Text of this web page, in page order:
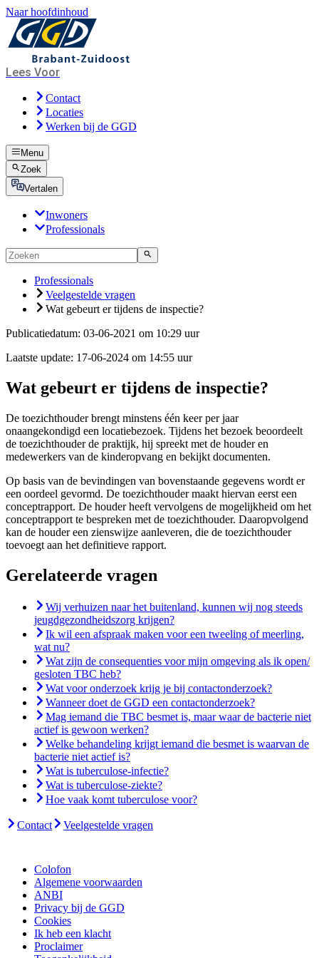
Naar hoofdinhoud
Lees Voor
Contact
Locaties
Werken bij de GGD
Menu
Zoek
Vertalen
Inwoners
Professionals
Professionals
Veelgestelde vragen
Wat gebeurt er tijdens de inspectie?
Publicatiedatum: 03-06-2021 om 10:29 uur
Laatste update: 17-06-2024 om 14:55 uur
Wat gebeurt er tijdens de inspectie?
De toezichthouder brengt minstens één keer per jaar
onaangekondigd een locatiebezoek. Tijdens het bezoek beoordeelt
de toezichthouder de praktijk, hij spreekt met de houder en
medewerkers van de kinderopvang en bekijkt documenten.
Op basis van de bevindingen van bovenstaande gegevens wordt er
een oordeel gevormd. De toezichthouder maakt hiervan eerst een
conceptrapport. De houder heeft vervolgens de mogelijkheid om het
conceptrapport te bespreken met de toezichthouder. Daaropvolgend
kan de houder een zienswijze aanleveren, die de toezichthouder
toevoegt aan het definitieve rapport.
Gerelateerde vragen
Wij verhuizen naar het buitenland, kunnen wij nog steeds
jeugdgezondheidszorg krijgen?
Ik wil een afspraak maken voor een tweeling of meerling,
wat nu?
Wat zijn de consequenties voor mijn omgeving als ik open/
gesloten TBC heb?
Wat voor onderzoek krijg je bij contactonderzoek?
Wanneer doet de GGD een contactonderzoek?
Mag iemand die TBC besmet is, maar waar de bacterie niet
actief is gewoon werken?
Welke behandeling krijgt iemand die besmet is waarvan de
bacterie niet actief is?
Wat is tuberculose-infectie?
Wat is tuberculose-ziekte?
Hoe vaak komt tuberculose voor?
Contact Veelgestelde vragen
Colofon
Algemene voorwaarden
ANBI
Privacy bij de GGD
Cookies
Ik heb een klacht
Proclaimer